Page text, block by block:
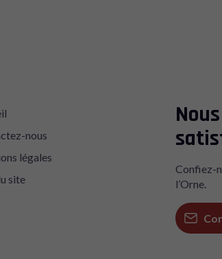
nous
légales
site
Confiez-
l’Orne.